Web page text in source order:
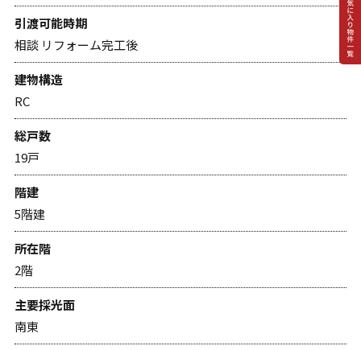
引渡可能時期
相談 リフォーム完工後
建物構造
RC
総戸数
19戸
階建
5階建
所在階
2階
主要採光面
南東